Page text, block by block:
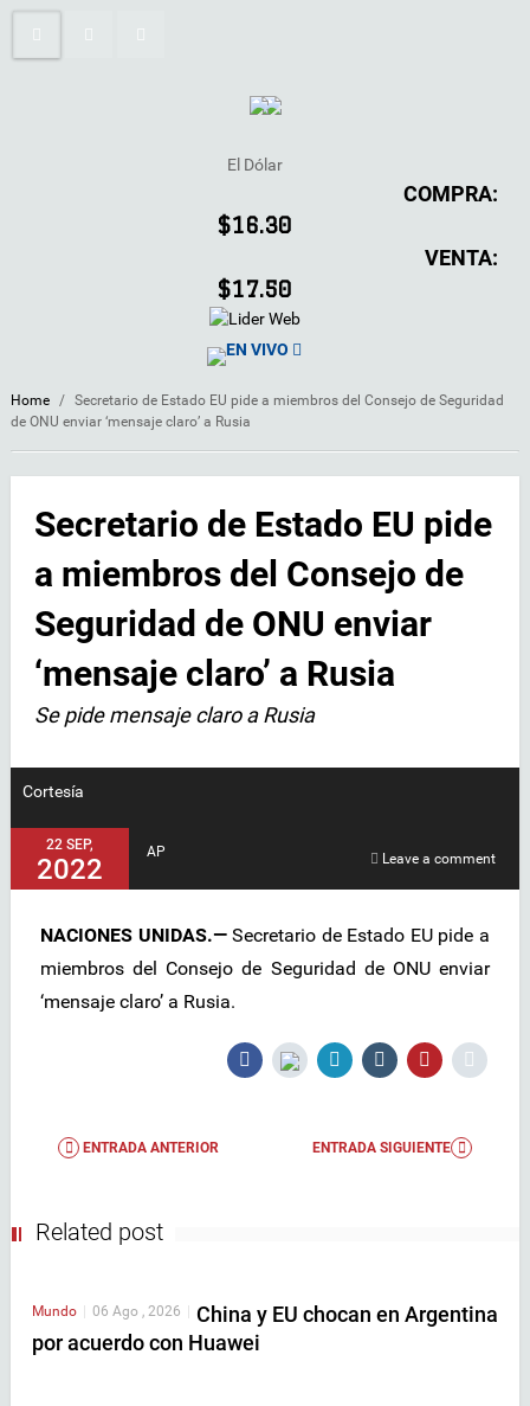
El Dólar
COMPRA:
$16.30
VENTA:
$17.50
EN VIVO
Home / Secretario de Estado EU pide a miembros del Consejo de Seguridad
de ONU enviar ‘mensaje claro’ a Rusia
Secretario de Estado EU pide
a miembros del Consejo de
Seguridad de ONU enviar
‘mensaje claro’ a Rusia
Se pide mensaje claro a Rusia
Cortesía
22 SEP,
2022
AP Leave a comment
NACIONES UNIDAS.—Secretario de Estado EU pide a
miembros del Consejo de Seguridad de ONU enviar
‘mensaje claro’ a Rusia.
ENTRADA ANTERIOR ENTRADA SIGUIENTE
Related post
Mundo 06 Ago , 2026
China y EU chocan en Argentina
por acuerdo con Huawei